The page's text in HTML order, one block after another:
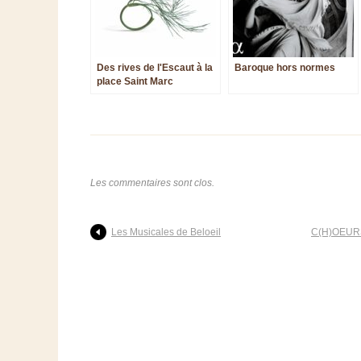
Des rives de l'Escaut à la
place Saint Marc
Baroque hors normes
Les commentaires sont clos.
Les Musicales de Beloeil